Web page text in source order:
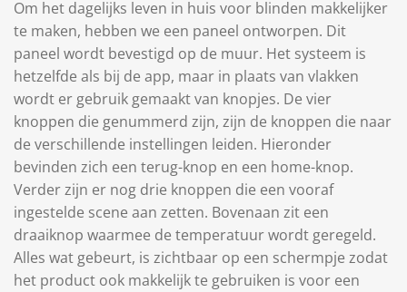
Om het dagelijks leven in huis voor blinden makkelijker
te maken, hebben we een paneel ontworpen. Dit
paneel wordt bevestigd op de muur. Het systeem is
hetzelfde als bij de app, maar in plaats van vlakken
wordt er gebruik gemaakt van knopjes. De vier
knoppen die genummerd zijn, zijn de knoppen die naar
de verschillende instellingen leiden. Hieronder
bevinden zich een terug-knop en een home-knop.
Verder zijn er nog drie knoppen die een vooraf
ingestelde scene aan zetten. Bovenaan zit een
draaiknop waarmee de temperatuur wordt geregeld.
Alles wat gebeurt, is zichtbaar op een schermpje zodat
het product ook makkelijk te gebruiken is voor een